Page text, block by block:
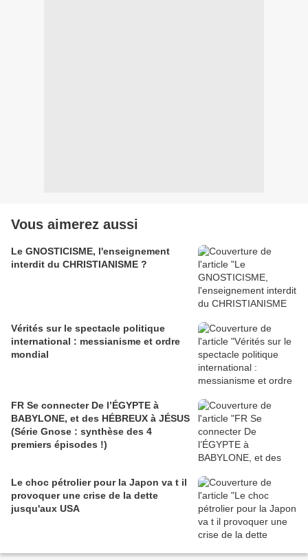
Vous aimerez aussi
Le GNOSTICISME, l'enseignement
interdit du CHRISTIANISME ?
Vérités sur le spectacle politique
international : messianisme et ordre
mondial
FR Se connecter De l’ÉGYPTE à
BABYLONE, et des HÉBREUX à JÉSUS
(Série Gnose : synthèse des 4
premiers épisodes !)
Le choc pétrolier pour la Japon va t il
provoquer une crise de la dette
jusqu'aux USA